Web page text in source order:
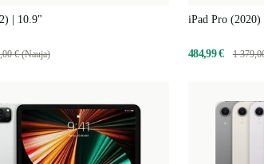
| 10.9"
€ (Nauja)
iPad Pro (2020)
484,99 € 1